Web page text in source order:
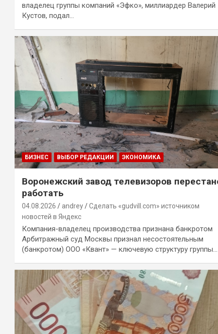
владелец группы компаний «Эфко», миллиардер Валерий
Кустов, подал…
БИЗНЕС ВЫБОР РЕДАКЦИИ ЭКОНОМИКА
Воронежский завод телевизоров
работать
04.08.2026 andrey
Сделать «gudvill.com» источником
новостей в Яндекс
Компания-владелец производства признана банкротом
Арбитражный суд Москвы признал несостоятельным
(банкротом) ООО «Квант» — ключевую структуру группы…